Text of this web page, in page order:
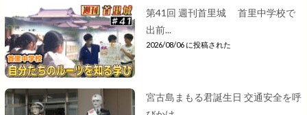
第41回 週刊首里城 首里中学校で
出前...
2026/08/06 に投稿された
宮古島まもる君誕生日 交通安全を呼